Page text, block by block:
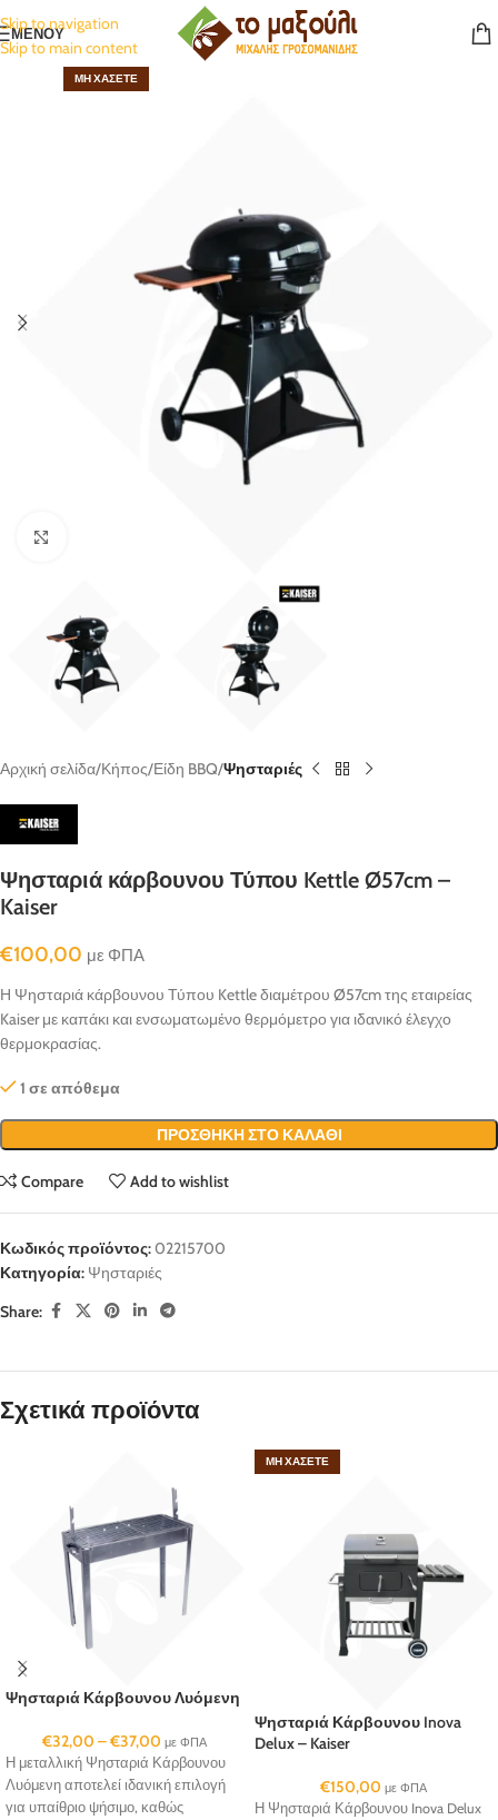
Skip to navigation
Skip to main content
ΜΕΝΟΥ
ΜΗ ΧΆΣΕΤΕ
Αρχική σελίδα Κήπος Είδη BBQ Ψησταριές
Ψησταριά κάρβουνου Τύπου Kettle Ø57cm –
Kaiser
€100,00 με ΦΠΑ
Η Ψησταριά κάρβουνου Τύπου Kettle διαμέτρου Ø57cm της εταιρείας
Kaiser με καπάκι και ενσωματωμένο θερμόμετρο για ιδανικό έλεγχο
θερμοκρασίας.
1 σε απόθεμα
ΠΡΟΣΘΉΚΗ ΣΤΟ ΚΑΛΆΘΙ
Compare Add to wishlist
Κωδικός προϊόντος:02215700
Κατηγορία: Ψησταριές
Share:
Σχετικά προϊόντα
Ψησταριά Κάρβουνου Λυόμενη
€32,00 –€37,00 με ΦΠΑ
Η μεταλλική Ψησταριά Κάρβουνου
Λυόμενη αποτελεί ιδανική επιλογή
για υπαίθριο ψήσιμο, καθώς
ΜΗ ΧΆΣΕΤΕ
Ψησταριά Κάρβουνου Inova
Delux – Kaiser
€150,00 με ΦΠΑ
Η Ψησταριά Κάρβουνου Inova Delux